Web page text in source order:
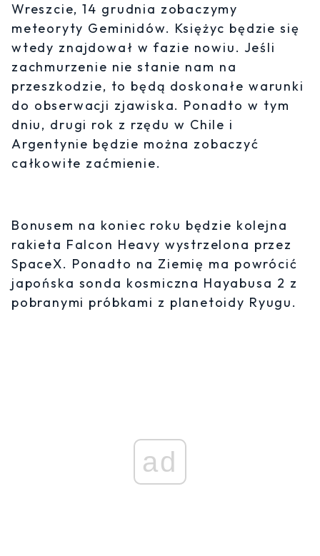
Wreszcie, 14 grudnia zobaczymy
meteoryty Geminidów. Księżyc będzie się
wtedy znajdował w fazie nowiu. Jeśli
zachmurzenie nie stanie nam na
przeszkodzie, to będą doskonałe warunki
do obserwacji zjawiska. Ponadto w tym
dniu, drugi rok z rzędu w Chile i
Argentynie będzie można zobaczyć
całkowite zaćmienie.
Bonusem na koniec roku będzie kolejna
rakieta Falcon Heavy wystrzelona przez
SpaceX. Ponadto na Ziemię ma powrócić
japońska sonda kosmiczna Hayabusa 2 z
pobranymi próbkami z planetoidy Ryugu.
ad